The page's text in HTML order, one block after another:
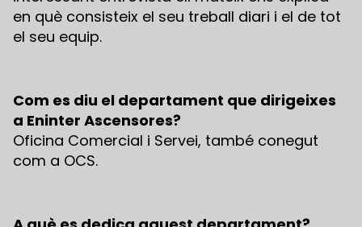
en què consisteix el seu treball diari i el de tot
el seu equip.
Com es diu el departament que dirigeixes
a Eninter Ascensores?
Oficina Comercial i Servei, també conegut
com a OCS.